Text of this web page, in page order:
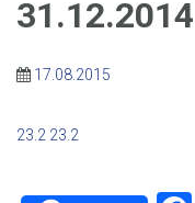
17.08.2015
23.2 23.2